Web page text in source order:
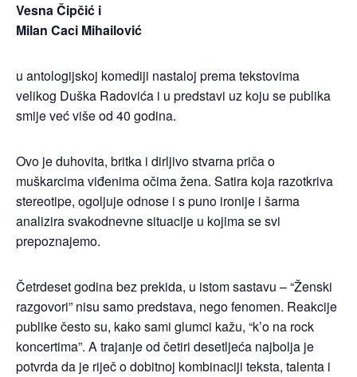
Vesna Čipčić i
Milan Caci Mihailović
u antologijskoj komediji nastaloj prema tekstovima
velikog Duška Radovića i u predstavi uz koju se publika
smije već više od 40 godina.
Ovo je duhovita, britka i dirljivo stvarna priča o
muškarcima viđenima očima žena. Satira koja razotkriva
stereotipe, ogoljuje odnose i s puno ironije i šarma
analizira svakodnevne situacije u kojima se svi
prepoznajemo.
Četrdeset godina bez prekida, u istom sastavu – “Ženski
razgovori” nisu samo predstava, nego fenomen. Reakcije
publike često su, kako sami glumci kažu, “k’o na rock
koncertima”. A trajanje od četiri desetljeća najbolja je
potvrda da je riječ o dobitnoj kombinaciji teksta, talenta i